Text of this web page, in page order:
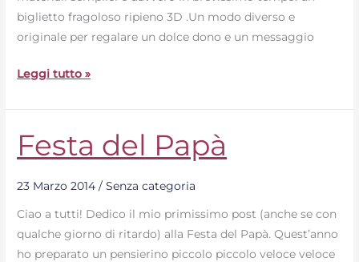
biglietto fragoloso ripieno 3D .Un modo diverso e
originale per regalare un dolce dono e un messaggio
Leggi tutto »
Festa del Papà
23 Marzo 2014/Senza categoria
Ciao a tutti! Dedico il mio primissimo post (anche se con
qualche giorno di ritardo) alla Festa del Papà. Quest’anno
ho preparato un pensierino piccolo piccolo veloce veloce
Festa
del